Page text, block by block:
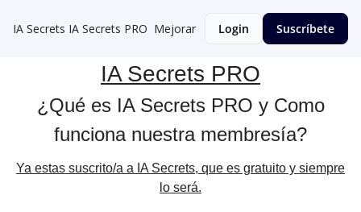
IA Secrets IA Secrets PRO Mejorar Login Suscríbete
IA Secrets PRO
¿Qué es IA Secrets PRO y Como
funciona nuestra membresía?
Ya estas suscrito/a a IA Secrets, que es gratuito y siempre
lo será.